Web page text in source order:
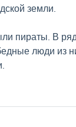
земли.
пираты. В
люди из